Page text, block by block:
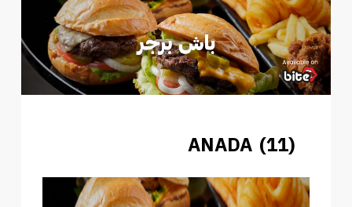
ANADA (11)